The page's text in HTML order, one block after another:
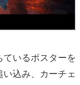
いるポスターを
込み、カーチェ